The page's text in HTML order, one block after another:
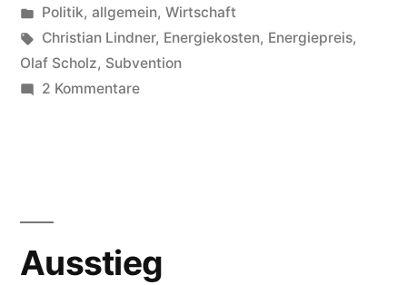
von
Veröffentlicht
in
Politik, allgemein, Wirtschaft
Schlagwörter:
Christian Lindner, Energiekosten, Energiepreis,
Olaf Scholz, Subvention
2 Kommentarezu
Ausstieg